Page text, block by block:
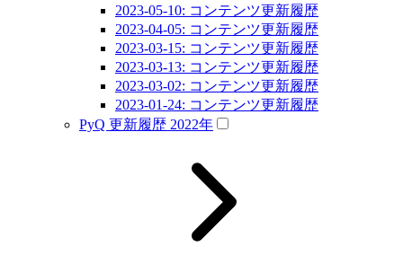
2023-05-10: コンテンツ更新履歴
2023-04-05: コンテンツ更新履歴
2023-03-15: コンテンツ更新履歴
2023-03-13: コンテンツ更新履歴
2023-03-02: コンテンツ更新履歴
2023-01-24: コンテンツ更新履歴
PyQ 更新履歴 2022年